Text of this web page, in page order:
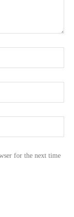
for the next time